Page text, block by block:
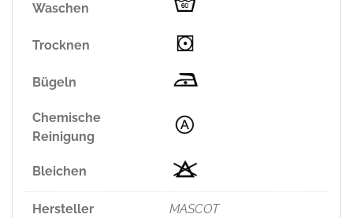
Waschen
Trocknen
Bügeln
Chemische
Reinigung
Bleichen
Hersteller MASCOT